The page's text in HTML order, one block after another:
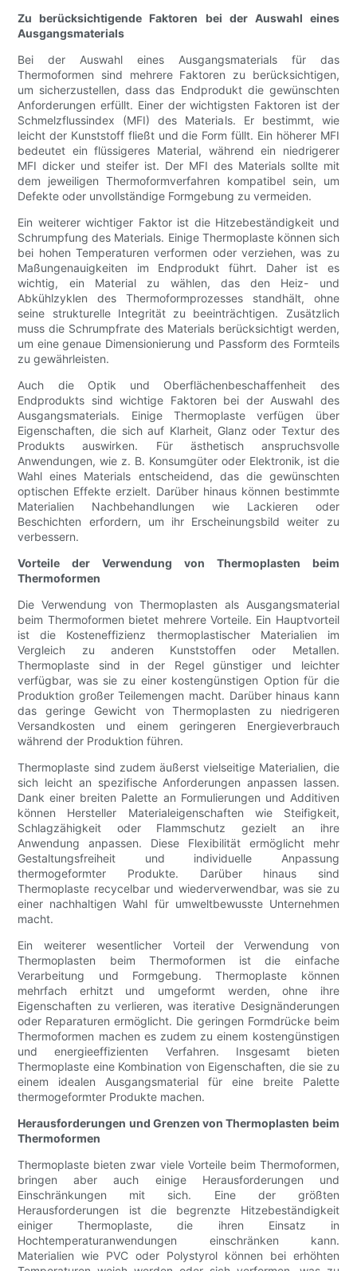
Zu berücksichtigende Faktoren bei der Auswahl eines
Ausgangsmaterials
Bei der Auswahl eines Ausgangsmaterials für das
Thermoformen sind mehrere Faktoren zu berücksichtigen,
um sicherzustellen, dass das Endprodukt die gewünschten
Anforderungen erfüllt. Einer der wichtigsten Faktoren ist der
Schmelzflussindex (MFI) des Materials. Er bestimmt, wie
leicht der Kunststoff fließt und die Form füllt. Ein höherer MFI
bedeutet ein flüssigeres Material, während ein niedrigerer
MFI dicker und steifer ist. Der MFI des Materials sollte mit
dem jeweiligen Thermoformverfahren kompatibel sein, um
Defekte oder unvollständige Formgebung zu vermeiden.
Ein weiterer wichtiger Faktor ist die Hitzebeständigkeit und
Schrumpfung des Materials. Einige Thermoplaste können sich
bei hohen Temperaturen verformen oder verziehen, was zu
Maßungenauigkeiten im Endprodukt führt. Daher ist es
wichtig, ein Material zu wählen, das den Heiz- und
Abkühlzyklen des Thermoformprozesses standhält, ohne
seine strukturelle Integrität zu beeinträchtigen. Zusätzlich
muss die Schrumpfrate des Materials berücksichtigt werden,
um eine genaue Dimensionierung und Passform des Formteils
zu gewährleisten.
Auch die Optik und Oberflächenbeschaffenheit des
Endprodukts sind wichtige Faktoren bei der Auswahl des
Ausgangsmaterials. Einige Thermoplaste verfügen über
Eigenschaften, die sich auf Klarheit, Glanz oder Textur des
Produkts auswirken. Für ästhetisch anspruchsvolle
Anwendungen, wie z. B. Konsumgüter oder Elektronik, ist die
Wahl eines Materials entscheidend, das die gewünschten
optischen Effekte erzielt. Darüber hinaus können bestimmte
Materialien Nachbehandlungen wie Lackieren oder
Beschichten erfordern, um ihr Erscheinungsbild weiter zu
verbessern.
Vorteile der Verwendung von Thermoplasten beim
Thermoformen
Die Verwendung von Thermoplasten als Ausgangsmaterial
beim Thermoformen bietet mehrere Vorteile. Ein Hauptvorteil
ist die Kosteneffizienz thermoplastischer Materialien im
Vergleich zu anderen Kunststoffen oder Metallen.
Thermoplaste sind in der Regel günstiger und leichter
verfügbar, was sie zu einer kostengünstigen Option für die
Produktion großer Teilemengen macht. Darüber hinaus kann
das geringe Gewicht von Thermoplasten zu niedrigeren
Versandkosten und einem geringeren Energieverbrauch
während der Produktion führen.
Thermoplaste sind zudem äußerst vielseitige Materialien, die
sich leicht an spezifische Anforderungen anpassen lassen.
Dank einer breiten Palette an Formulierungen und Additiven
können Hersteller Materialeigenschaften wie Steifigkeit,
Schlagzähigkeit oder Flammschutz gezielt an ihre
Anwendung anpassen. Diese Flexibilität ermöglicht mehr
Gestaltungsfreiheit und individuelle Anpassung
thermogeformter Produkte. Darüber hinaus sind
Thermoplaste recycelbar und wiederverwendbar, was sie zu
einer nachhaltigen Wahl für umweltbewusste Unternehmen
macht.
Ein weiterer wesentlicher Vorteil der Verwendung von
Thermoplasten beim Thermoformen ist die einfache
Verarbeitung und Formgebung. Thermoplaste können
mehrfach erhitzt und umgeformt werden, ohne ihre
Eigenschaften zu verlieren, was iterative Designänderungen
oder Reparaturen ermöglicht. Die geringen Formdrücke beim
Thermoformen machen es zudem zu einem kostengünstigen
und energieeffizienten Verfahren. Insgesamt bieten
Thermoplaste eine Kombination von Eigenschaften, die sie zu
einem idealen Ausgangsmaterial für eine breite Palette
thermogeformter Produkte machen.
Herausforderungen und Grenzen von Thermoplasten beim
Thermoformen
Thermoplaste bieten zwar viele Vorteile beim Thermoformen,
bringen aber auch einige Herausforderungen und
Einschränkungen mit sich. Eine der größten
Herausforderungen ist die begrenzte Hitzebeständigkeit
einiger Thermoplaste, die ihren Einsatz in
Hochtemperaturanwendungen einschränken kann.
Materialien wie PVC oder Polystyrol können bei erhöhten